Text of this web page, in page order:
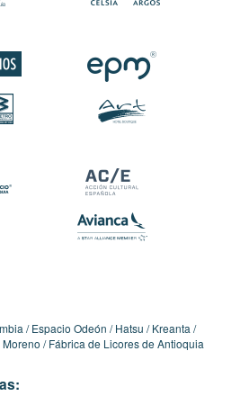
Espacio Odeón Hatsu
Kreanta
Fábrica de Licores de Antioquia